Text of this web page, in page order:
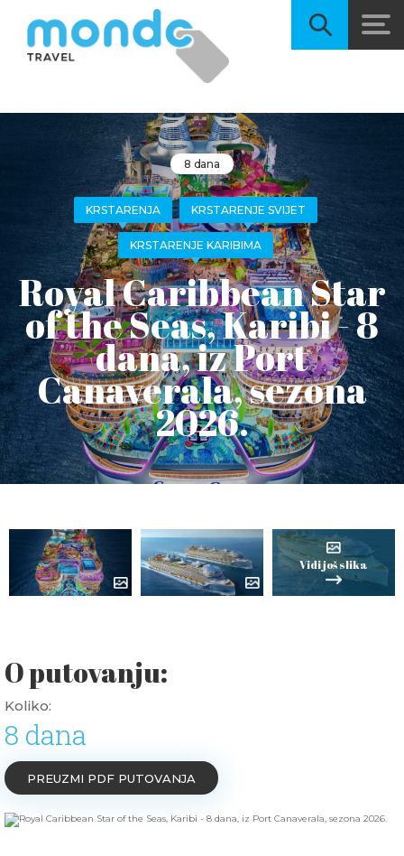
8 dana
KRSTARENJA KRSTARENJE SVIJET
KRSTARENJE KARIBIMA
Royal Caribbean Star
of the Seas, Karibi - 8
dana, iz Port
Canaverala, sezona
2026.
Vidi još slika
O putovanju:
Koliko:
8 dana
PREUZMI PDF PUTOVANJA